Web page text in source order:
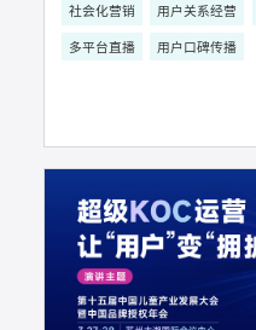
知家DTC案例丨
KOC培育，打造
态